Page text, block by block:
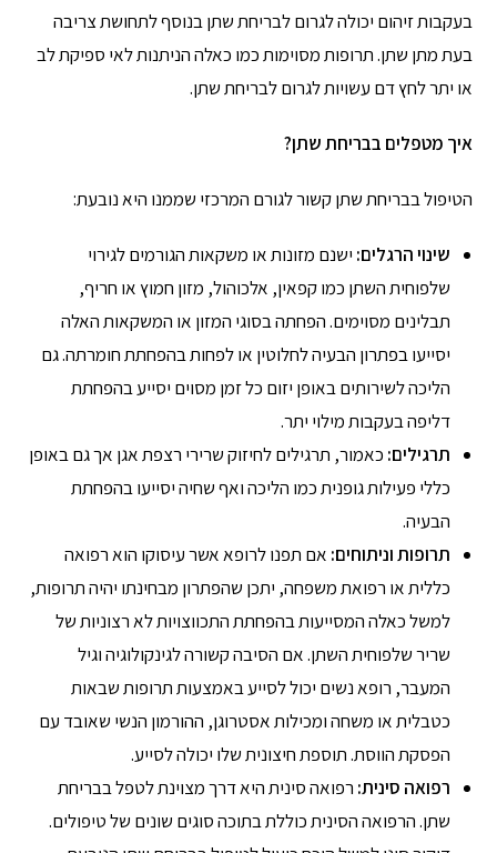
בעקבות זיהום יכולה לגרום לבריחת שתן בנוסף לתחושת צריבה
בעת מתן שתן. תרופות מסוימות כמו כאלה הניתנות לאי ספיקת לב
או יתר לחץ דם עשויות לגרום לבריחת שתן.
איך מטפלים בבריחת שתן?
הטיפול בבריחת שתן קשור לגורם המרכזי שממנו היא נובעת:
שינוי הרגלים: ישנם מזונות או משקאות הגורמים לגירוי
שלפוחית השתן כמו קפאין, אלכוהול, מזון חמוץ או חריף,
תבלינים מסוימים. הפחתה בסוגי המזון או המשקאות האלה
יסייעו בפתרון הבעיה לחלוטין או לפחות בהפחתת חומרתה. גם
הליכה לשירותים באופן יזום כל זמן מסוים יסייע בהפחתת
דליפה בעקבות מילוי יתר.
תרגילים: כאמור, תרגילים לחיזוק שרירי רצפת אגן אך גם באופן
כללי פעילות גופנית כמו הליכה ואף שחיה יסייעו בהפחתת
הבעיה.
תרופות וניתוחים: אם תפנו לרופא אשר עיסוקו הוא רפואה
כללית או רפואת משפחה, יתכן שהפתרון מבחינתו יהיה תרופות,
למשל כאלה המסייעות בהפחתת התכווצויות לא רצוניות של
שריר שלפוחית השתן. אם הסיבה קשורה לגינקולוגיה וגיל
המעבר, רופא נשים יכול לסייע באמצעות תרופות שבאות
כטבלית או משחה ומכילות אסטרוגן, ההורמון הנשי שאובד עם
הפסקת הווסת. תוספת חיצונית שלו יכולה לסייע.
רפואה סינית: רפואה סינית היא דרך מצוינת לטפל בבריחת
שתן. הרפואה הסינית כוללת בתוכה סוגים שונים של טיפולים.